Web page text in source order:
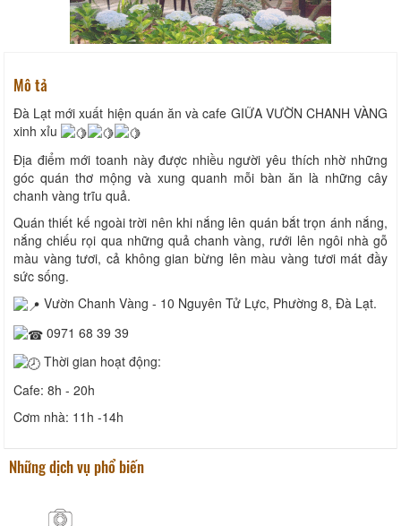
Mô tả
Đà Lạt mới xuất hiện quán ăn và cafe GIỮA VƯỜN CHANH VÀNG
xinh xỉu
Địa điểm mới toanh này được nhiều người yêu thích nhờ những
góc quán thơ mộng và xung quanh mỗi bàn ăn là những cây
chanh vàng trĩu quả.
Quán thiết kế ngoài trời nên khi nắng lên quán bắt trọn ánh nắng,
nắng chiếu rọi qua những quả chanh vàng, rưới lên ngôi nhà gỗ
màu vàng tươi, cả không gian bừng lên màu vàng tươi mát đầy
sức sống.
Vườn Chanh Vàng - 10 Nguyên Tử Lực, Phường 8, Đà Lạt.
0971 68 39 39
Thời gian hoạt động:
Cafe: 8h - 20h
Cơm nhà: 11h -14h
Những dịch vụ phổ biến